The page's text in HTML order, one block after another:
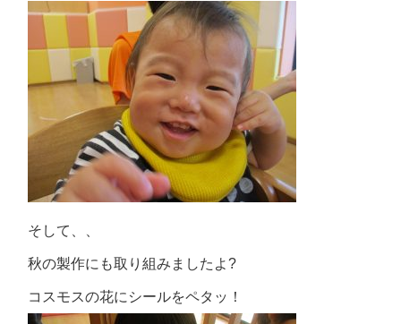
そして、、
秋の製作にも取り組みましたよ?
コスモスの花にシールをペタッ！